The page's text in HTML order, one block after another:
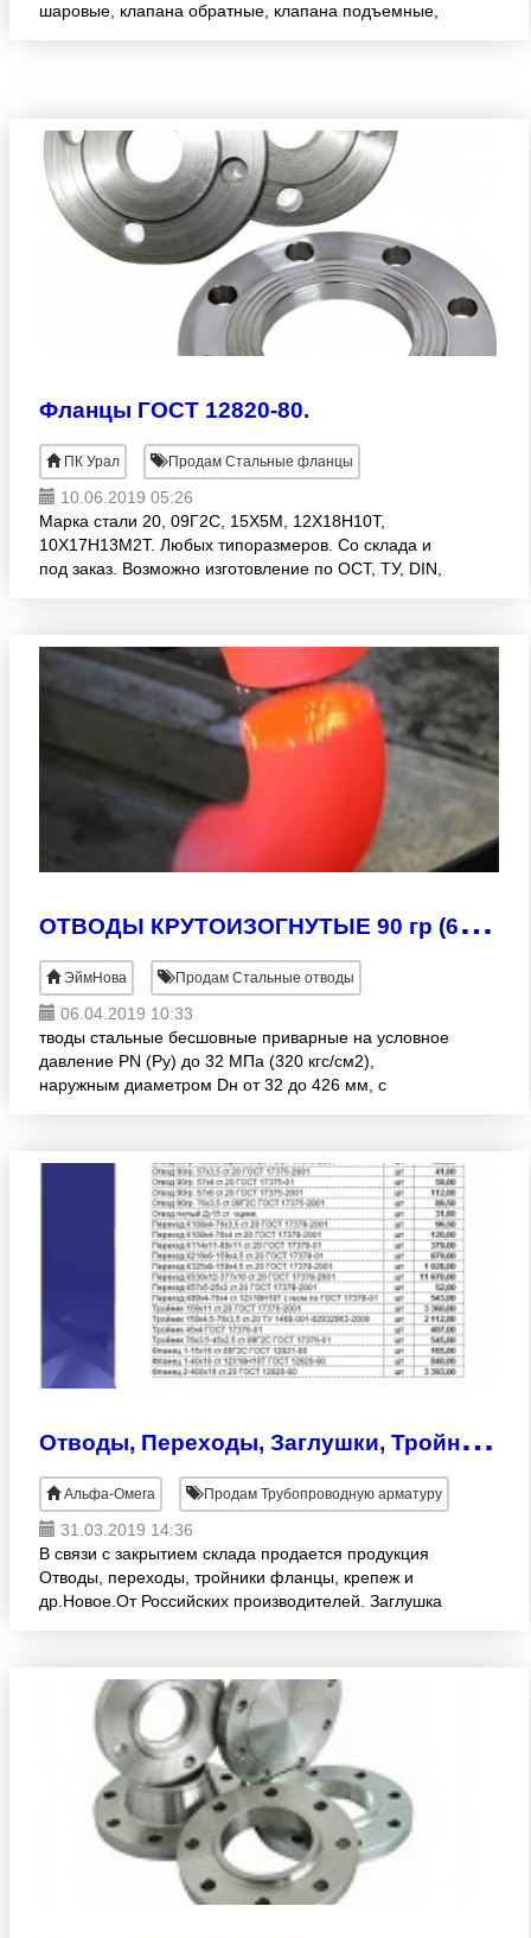
шаровые, клапана обратные, клапана подъемные,
Фланцы ГОСТ 12820-80.
ПК Урал Продам Стальные фланцы
10.06.2019 05:26
Марка стали 20, 09Г2С, 15Х5М, 12Х18Н10Т,
10Х17Н13М2Т. Любых типоразмеров. Со склада и
под заказ. Возможно изготовление по ОСТ, ТУ, DIN,
О
ТВОДЫ КРУТОИЗОГНУТЫЕ 90 гр (60гр, 45гр, 30гр;)
ЭймНова Продам Стальные отводы
06.04.2019 10:33
тводы стальные бесшовные приварные на условное
давление PN (Py) до 32 МПа (320 кгс/см2),
наружным диаметром Dн от 32 до 426 мм, с
О
тводы, Переходы, Заглушки, Тройники, Фланцы, Крепеж
Альфа-Омега Продам Трубопроводную арматуру
31.03.2019 14:36
В связи с закрытием склада продается продукция
Отводы, переходы, тройники фланцы, крепеж и
др.Новое.От Российских производителей. Заглушка